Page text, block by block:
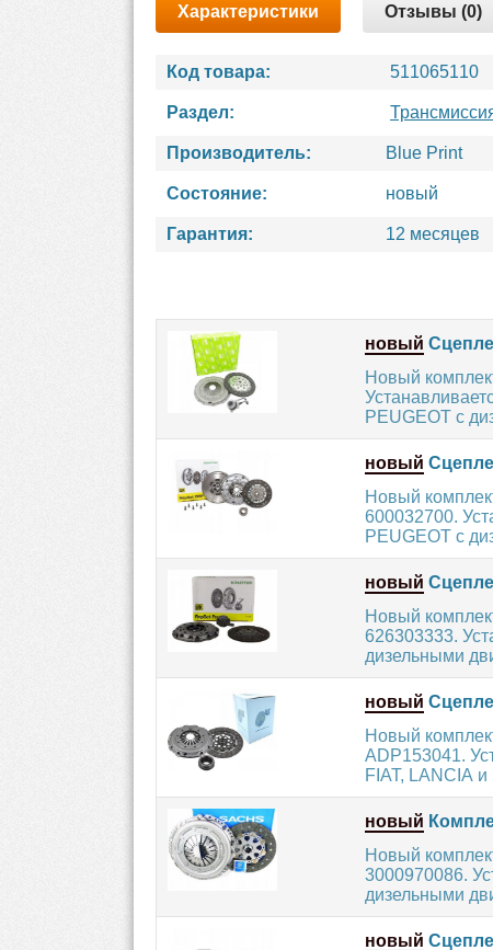
Характеристики Отзывы (0)
Код товара: 511065110
Раздел:
Производитель: Blue Print
Состояние: новый
Гарантия: 12 месяцев
новый
Новый
PEUGEOT с
новый
Новый
600032700.
PEUGEOT с
новый
Новый
626303333.
дизельными
новый
Новый
ADP153041.
FIAT, LANCIA
новый
Новый
3000970086.
дизельными
новый